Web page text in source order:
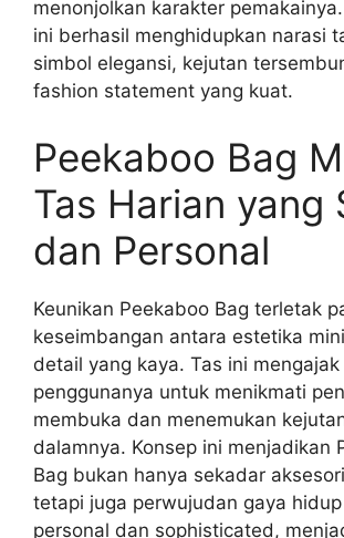
menonjolkan karakter
ini berhasil menghidupkan narasi
simbol elegansi, kejutan
fashion statement yang kuat.
Peekaboo Bag
Tas Harian yang
dan Personal
Keunikan Peekaboo Bag terletak
keseimbangan antara estetika
detail yang kaya. Tas ini mengajak
penggunanya untuk menikmati
membuka dan menemukan
dalamnya. Konsep ini menjadikan
Bag bukan hanya sekadar
tetapi juga perwujudan gaya
personal dan sophisticated,